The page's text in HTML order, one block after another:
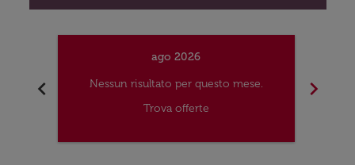
chevron_left
ago 2026
Nessun risultato per questo mese.
Trova offerte
chevron_right